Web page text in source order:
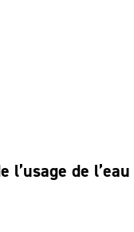
l’usage de